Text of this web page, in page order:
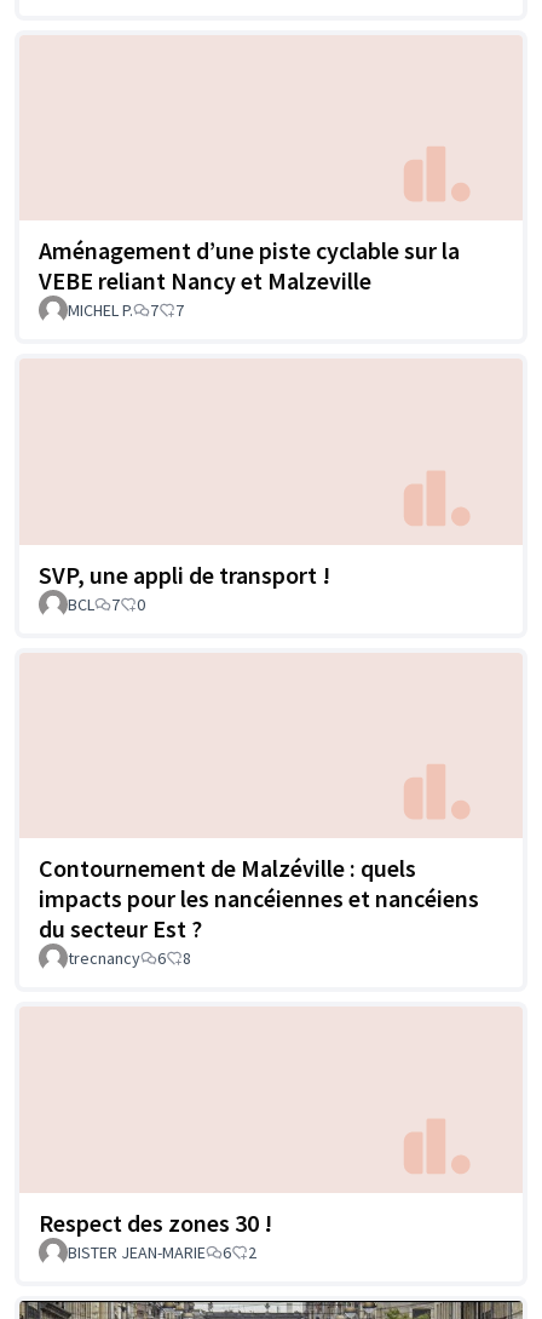
Aménagement d’une piste cyclable sur la
VEBE reliant Nancy et Malzeville
MICHEL P. 7 7
SVP, une appli de transport !
BCL 7 0
Contournement de Malzéville : quels
impacts pour les nancéiennes et nancéiens
du secteur Est ?
trecnancy 6 8
Respect des zones 30 !
BISTER JEAN-MARIE 6 2